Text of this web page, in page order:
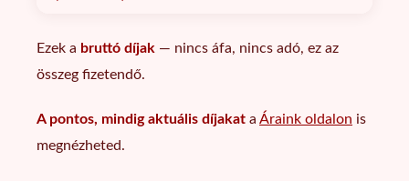
Ezek a bruttó díjak — nincs áfa, nincs adó, ez az
összeg fizetendő.
A pontos, mindig aktuális díjakat a Áraink oldalon is
megnézheted.